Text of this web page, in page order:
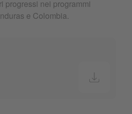
progressi nei programmi
e Colombia.